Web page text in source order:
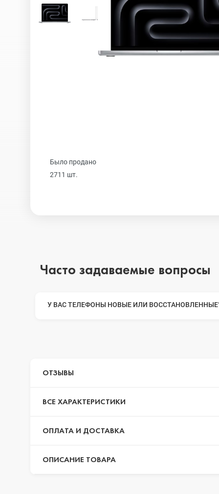
OPPO iPhone 16 Pro
Было продано
2711 шт.
Часто задаваемые вопросы
У ВАС ТЕЛЕФОНЫ НОВЫЕ ИЛИ
ОТЗЫВЫ
ВСЕ ХАРАКТЕРИСТИКИ
ОПЛАТА И ДОСТАВКА
ОПИСАНИЕ ТОВАРА